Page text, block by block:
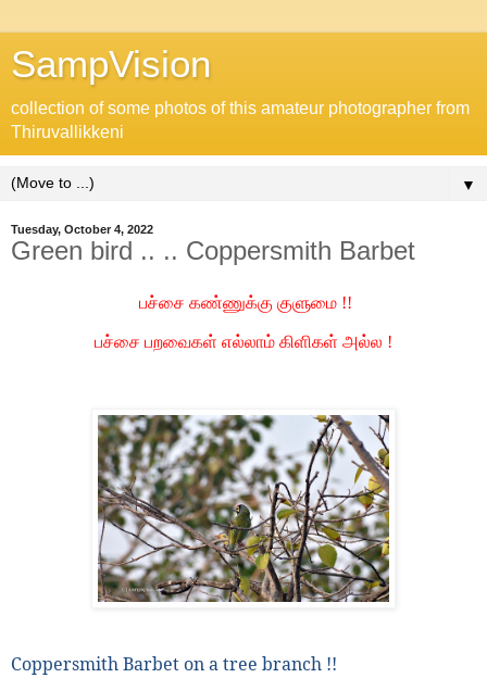
SampVision
collection of some photos of this amateur photographer from
Thiruvallikkeni
▼
Tuesday, October 4, 2022
Green bird .. .. Coppersmith Barbet
பச்சை கண்ணுக்கு குளுமை !!
பச்சை பறவைகள் எல்லாம் கிளிகள் அல்ல !
Coppersmith Barbet on a tree branch !!